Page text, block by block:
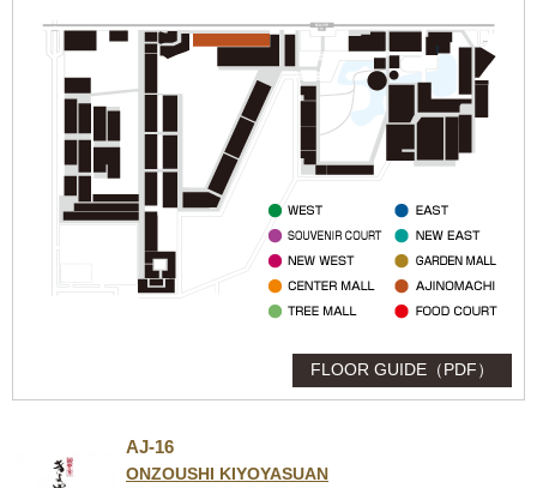
FLOOR GUIDE（PDF）
AJ-16
ONZOUSHI KIYOYASUAN